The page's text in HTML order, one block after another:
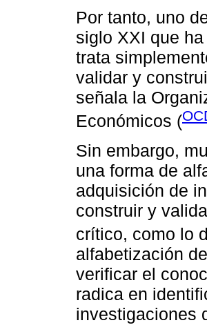
Por tanto, uno
siglo XXI que
trata
validar y
señala la
Económicos (
Sin embargo,
una forma de
adquisición de
construir y
crítico, como lo
alfabetización
verificar el
radica en
investigaciones